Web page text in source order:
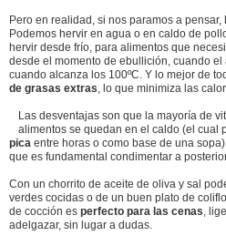
Pero en realidad, si nos paramos a pensar,
Podemos hervir en agua o en caldo de
hervir desde frío, para alimentos que
desde el momento de ebullición, cuando
cuando alcanza los 100ºC. Y lo mejor de
de grasas extras , lo que minimiza las
Las desventajas son que la mayoría de
alimentos se quedan en el caldo (el cual
pica entre horas o como base de una
que es fundamental condimentar a
Con un chorrito de aceite de oliva y sal
verdes cocidas o de un buen plato de
de cocción es perfecto para las cenas ,
adelgazar, sin lugar a dudas.